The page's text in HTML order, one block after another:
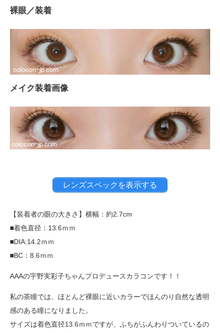
裸眼／装着
メイク装着画像
レンズスペックを表示する
【装着者の眼の大きさ】横幅：約2.7cm
■着色直径：13.6ｍｍ
■DIA:14.2ｍｍ
■BC：8.6ｍｍ
AAAの宇野実彩子ちゃんプロデュースカラコンです！！
私の茶瞳では、ほとんど裸眼に近いカラーでほんのり自然な透明
感のある瞳になりました。
サイズは着色直径13.6ｍｍですが、ふちがふんわりついているの